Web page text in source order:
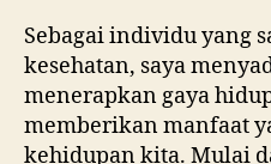
Sebagai individu yang
kesehatan, saya
menerapkan gaya
memberikan manfaat
kehidupan kita. Mulai